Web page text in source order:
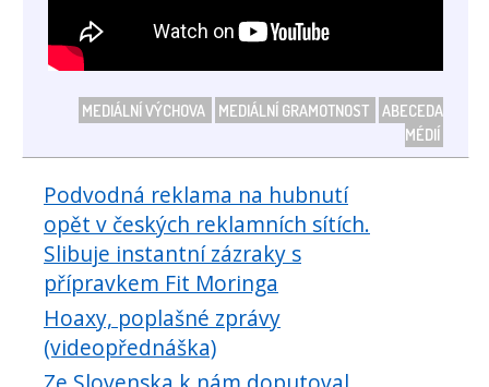
MEDIÁLNÍ VÝCHOVA MEDIÁLNÍ GRAMOTNOST
ABECEDA
MÉDIÍ
Podvodná reklama na hubnutí
opět v českých reklamních sítích.
Slibuje instantní zázraky s
přípravkem Fit Moringa
Hoaxy, poplašné zprávy
(videopřednáška)